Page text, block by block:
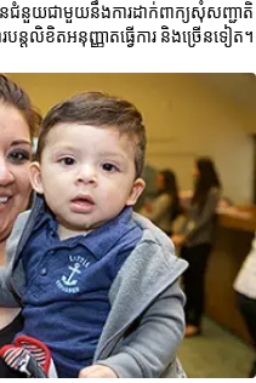
នួយជាមួយនឹងការដាក់ពាក្យសុំសញ្ជាតិ
ន្តលិខិតអនុញ្ញាតធ្វើការ និងច្រើនទៀត។